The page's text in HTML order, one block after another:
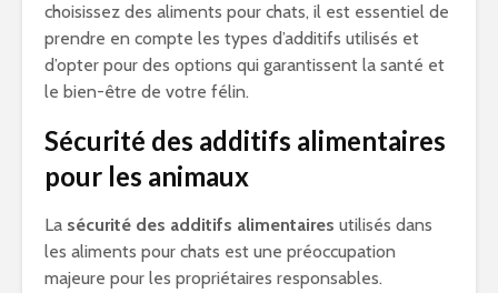
choisissez des aliments pour chats, il est essentiel de
prendre en compte les types d’additifs utilisés et
d’opter pour des options qui garantissent la santé et
le bien-être de votre félin.
Sécurité des additifs alimentaires
pour les animaux
La sécurité des additifs alimentaires utilisés dans
les aliments pour chats est une préoccupation
majeure pour les propriétaires responsables.